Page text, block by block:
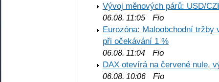
Vývoj měnových párů: USD/
06.08. 11:05 Fio
Eurozóna: Maloobchodní
při očekávání 1 %
06.08. 11:04 Fio
DAX otevírá na červené nule,
06.08. 10:06 Fio